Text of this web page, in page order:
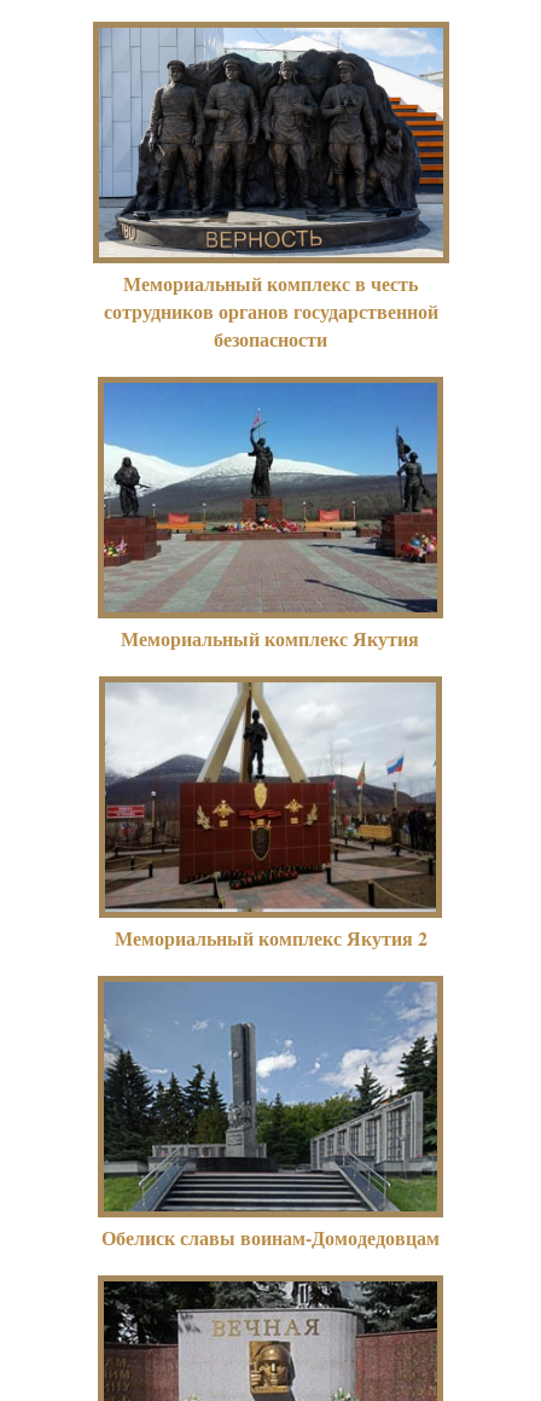
Мемориальный комплекс в честь
сотрудников органов государственной
безопасности
Мемориальный комплекс Якутия
Мемориальный комплекс Якутия 2
Обелиск славы воинам-Домодедовцам